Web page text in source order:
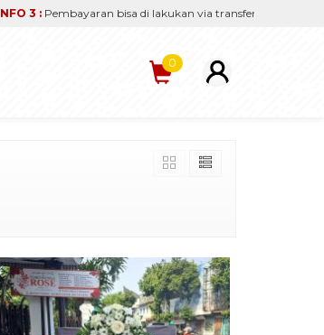
Pembayaran bisa di lakukan via transfer rekening BCA.
0